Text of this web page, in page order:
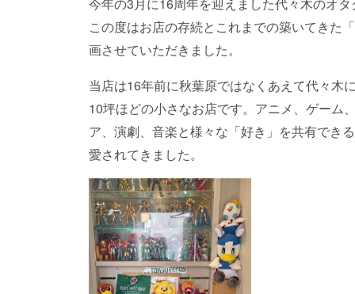
この度はお店の存続とこれまでの築いてきた
画させていただきました。
当店は16年前に秋葉原ではなくあえて代々木
10坪ほどの小さなお店です。アニメ、ゲーム
ア、演劇、音楽と様々な「好き」を共有でき
愛されてきました。